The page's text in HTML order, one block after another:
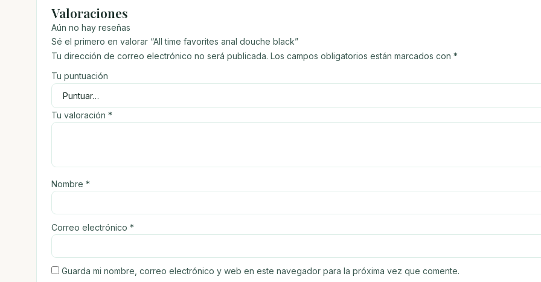
Valoraciones
Aún no hay reseñas
Sé el primero en valorar “All time favorites anal douche black”
Tu dirección de correo electrónico no será publicada. Los campos obligatorios están marcados con *
Tu puntuación
Tu valoración *
Nombre *
Correo electrónico *
Guarda mi nombre, correo electrónico y web en este navegador para la próxima vez que comente.